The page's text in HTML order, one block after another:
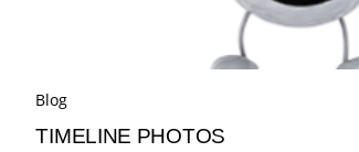
Blog
TIMELINE PHOTOS